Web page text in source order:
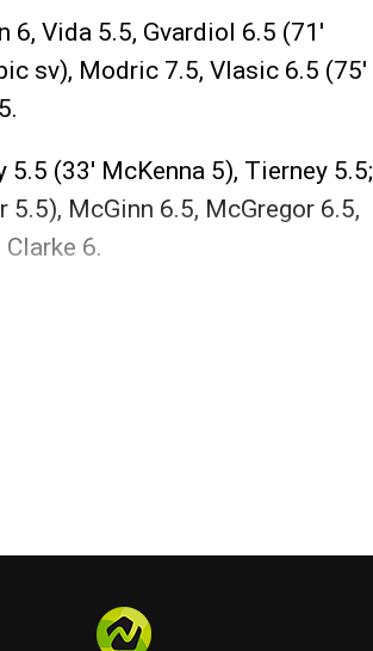
Vida 5.5, Gvardiol 6.5 (71′
sv), Modric 7.5, Vlasic 6.5 (75′
(33′ McKenna 5), Tierney 5.5;
5.5), McGinn 6.5, McGregor 6.5,
Clarke 6.